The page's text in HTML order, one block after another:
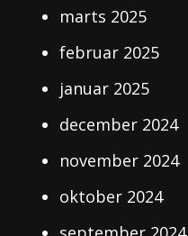
marts 2025
februar 2025
januar 2025
december 2024
november 2024
oktober 2024